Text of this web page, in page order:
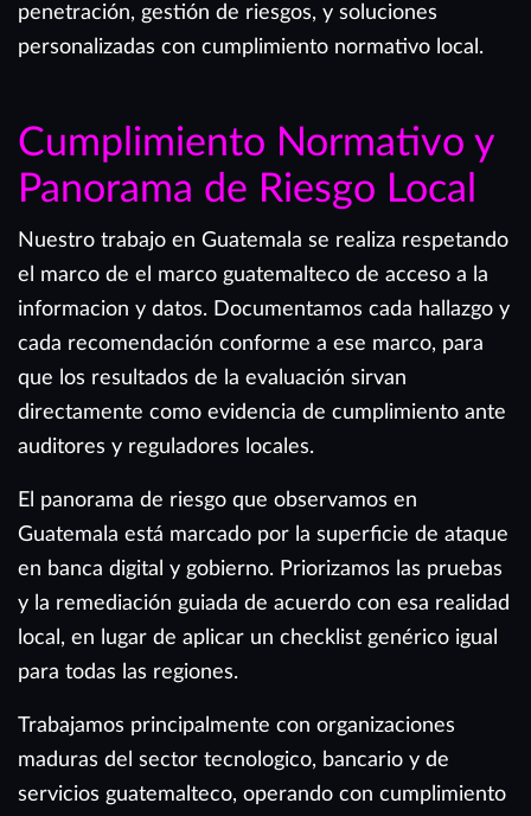
penetración, gestión de riesgos, y soluciones
personalizadas con cumplimiento normativo local.
Cumplimiento Normativo y
Panorama de Riesgo Local
Nuestro trabajo en Guatemala se realiza respetando
el marco de el marco guatemalteco de acceso a la
informacion y datos. Documentamos cada hallazgo y
cada recomendación conforme a ese marco, para
que los resultados de la evaluación sirvan
directamente como evidencia de cumplimiento ante
auditores y reguladores locales.
El panorama de riesgo que observamos en
Guatemala está marcado por la superficie de ataque
en banca digital y gobierno. Priorizamos las pruebas
y la remediación guiada de acuerdo con esa realidad
local, en lugar de aplicar un checklist genérico igual
para todas las regiones.
Trabajamos principalmente con organizaciones
maduras del sector tecnologico, bancario y de
servicios guatemalteco, operando con cumplimiento